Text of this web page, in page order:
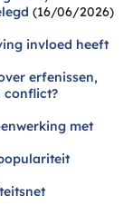
(16/06/2026)
invloed heeft
erfenissen,
conflict?
met